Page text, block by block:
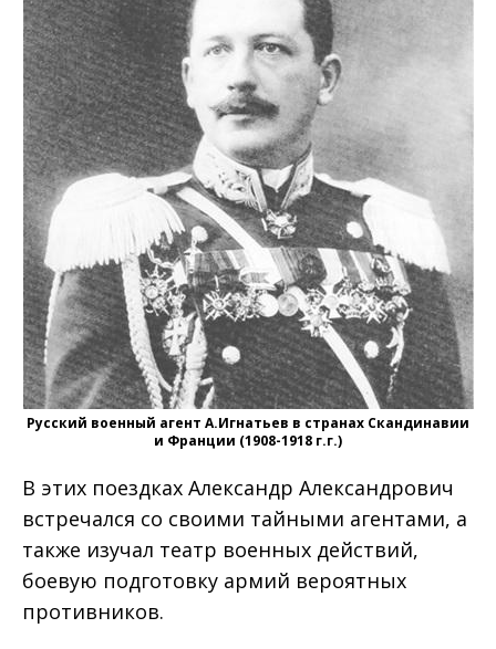
Русский военный агент А.Игнатьев в странах Скандинавии
и Франции (1908-1918 г.г.)
В этих поездках Александр Александрович
встречался со своими тайными агентами, а
также изучал театр военных действий,
боевую подготовку армий вероятных
противников.